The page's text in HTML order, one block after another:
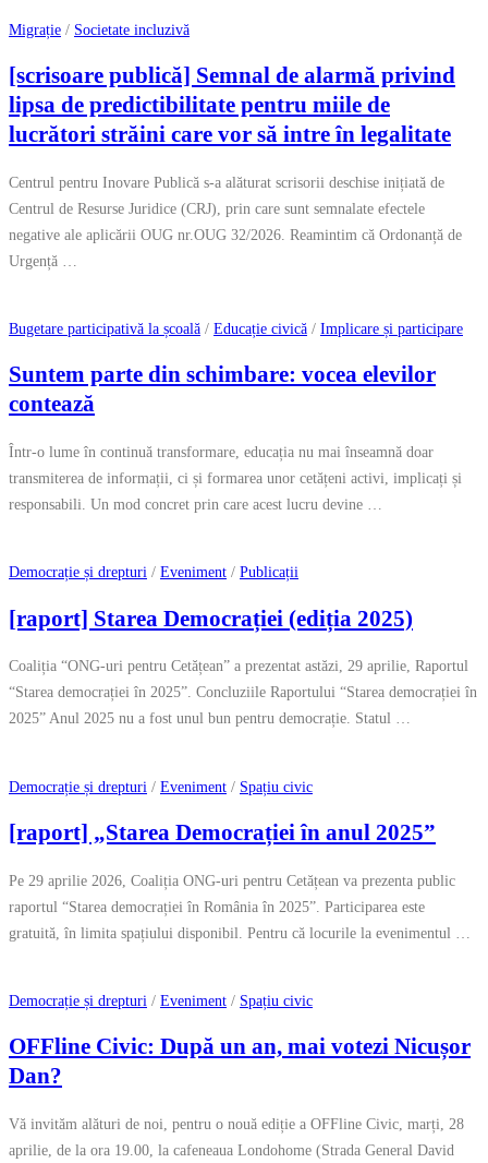
Migrație / Societate incluzivă
[scrisoare publică] Semnal de alarmă privind
lipsa de predictibilitate pentru miile de
lucrători străini care vor să intre în legalitate
Centrul pentru Inovare Publică s-a alăturat scrisorii deschise inițiată de
Centrul de Resurse Juridice (CRJ), prin care sunt semnalate efectele
negative ale aplicării OUG nr.OUG 32/2026. Reamintim că Ordonanță de
Urgență …
Bugetare participativă la școală / Educație civică / Implicare și participare
Suntem parte din schimbare: vocea elevilor
contează
Într-o lume în continuă transformare, educația nu mai înseamnă doar
transmiterea de informații, ci și formarea unor cetățeni activi, implicați și
responsabili. Un mod concret prin care acest lucru devine …
Democrație și drepturi / Eveniment / Publicații
[raport] Starea Democrației (ediția 2025)
Coaliția “ONG-uri pentru Cetățean” a prezentat astăzi, 29 aprilie, Raportul
“Starea democrației în 2025”. Concluziile Raportului “Starea democrației în
2025” Anul 2025 nu a fost unul bun pentru democrație. Statul …
Democrație și drepturi / Eveniment / Spațiu civic
[raport] „Starea Democrației în anul 2025”
Pe 29 aprilie 2026, Coaliția ONG-uri pentru Cetățean va prezenta public
raportul “Starea democrației în România în 2025”. Participarea este
gratuită, în limita spațiului disponibil. Pentru că locurile la evenimentul …
Democrație și drepturi / Eveniment / Spațiu civic
OFFline Civic: După un an, mai votezi Nicușor
Dan?
Vă invităm alături de noi, pentru o nouă ediție a OFFline Civic, marți, 28
aprilie, de la ora 19.00, la cafeneaua Londohome (Strada General David